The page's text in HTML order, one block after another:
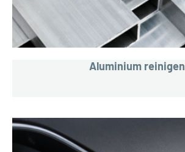
Aluminium reinigen